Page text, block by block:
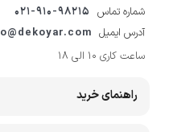
شماره تماس 021-910-98215
آدرس ایمیل
ساعت کاری 10 الی 18
راهنمای خرید